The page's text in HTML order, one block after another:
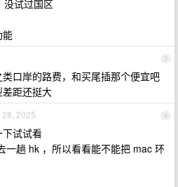
没试过国区
能
3
口岸的路费，和买尾插那个便宜吧
距还挺大
4
2025
试试看
一趟 hk ，所以看看能不能把 mac 环